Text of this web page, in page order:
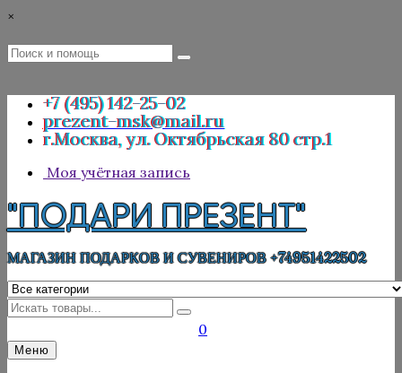
Перейти
содержимому
×
Поиск
Поиск
+7 (495) 142-25-02
prezent-msk@mail.ru
г.Москва, ул. Октябрьская 80 стр.1
Моя учётная запись
"ПОДАРИ ПРЕЗЕНТ"
МАГАЗИН ПОДАРКОВ И СУВЕНИРОВ +74951422502
Искать
0
Меню